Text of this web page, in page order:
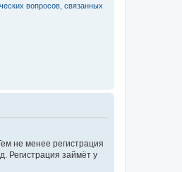
вопросов, связанных
не менее регистрация
Регистрация займёт у